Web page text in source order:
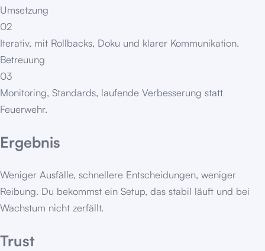
Umsetzung
02
Iterativ, mit Rollbacks, Doku und klarer Kommunikation.
Betreuung
03
Monitoring, Standards, laufende Verbesserung statt
Feuerwehr.
Ergebnis
Weniger Ausfälle, schnellere Entscheidungen, weniger
Reibung. Du bekommst ein Setup, das stabil läuft und bei
Wachstum nicht zerfällt.
Trust